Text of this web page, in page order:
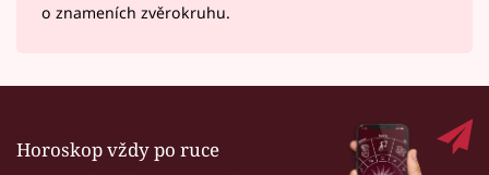
o znameních zvěrokruhu.
Horoskop vždy po ruce